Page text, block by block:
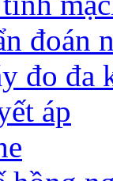
đoán
đo đa
áp